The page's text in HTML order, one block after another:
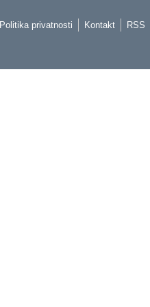
Politika privatnosti Kontakt RSS